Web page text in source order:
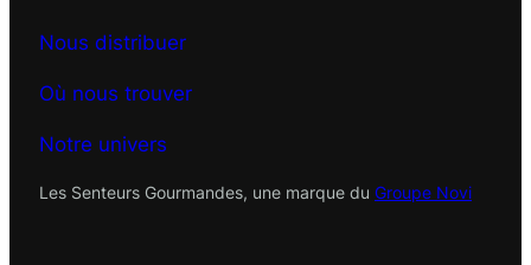
Nous distribuer
Où nous trouver
Notre univers
Les Senteurs Gourmandes, une marque du Groupe Novi